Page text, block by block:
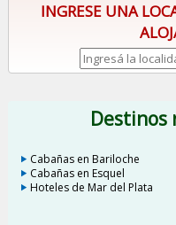
INGRESE UNA
Destinos
Cabañas en Bariloche
Cabañas en Esquel
Hoteles de Mar del Plata